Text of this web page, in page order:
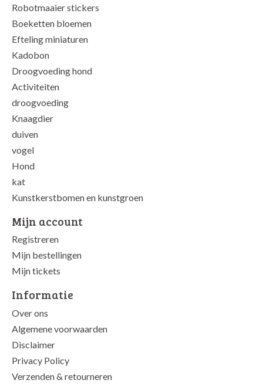
Robotmaaier stickers
Boeketten bloemen
Efteling miniaturen
Kadobon
Droogvoeding hond
Activiteiten
droogvoeding
Knaagdier
duiven
vogel
Hond
kat
Kunstkerstbomen en kunstgroen
Mijn account
Registreren
Mijn bestellingen
Mijn tickets
Informatie
Over ons
Algemene voorwaarden
Disclaimer
Privacy Policy
Verzenden & retourneren